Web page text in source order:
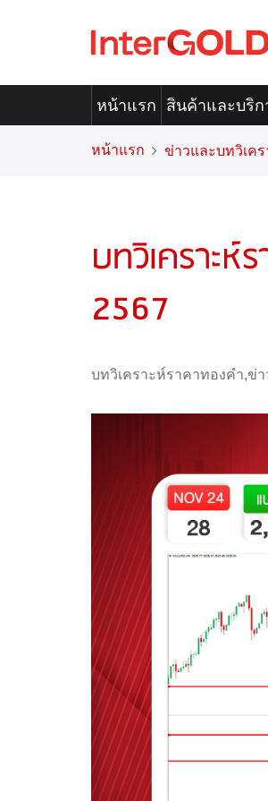
หน้าแรก สินค้าและบริก
หน้าแรก ข่าวและบทวิเคร
บทวิเคราะ
2567
บทวิเคราะห์ราคาทองคำ,ข่า